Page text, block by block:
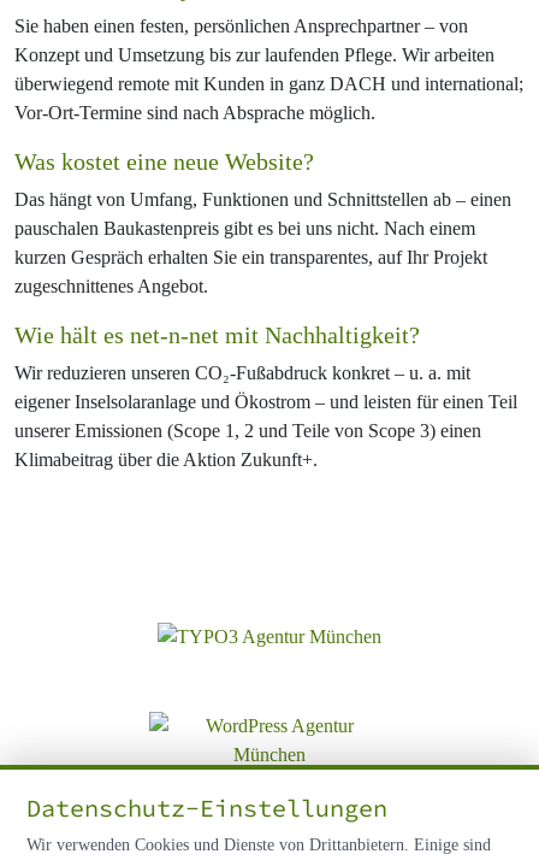
Sie haben einen festen, persönlichen Ansprechpartner – von
Konzept und Umsetzung bis zur laufenden Pflege. Wir arbeiten
überwiegend remote mit Kunden in ganz DACH und international;
Vor-Ort-Termine sind nach Absprache möglich.
Was kostet eine neue Website?
Das hängt von Umfang, Funktionen und Schnittstellen ab – einen
pauschalen Baukastenpreis gibt es bei uns nicht. Nach einem
kurzen Gespräch erhalten Sie ein transparentes, auf Ihr Projekt
zugeschnittenes Angebot.
Wie hält es net-n-net mit Nachhaltigkeit?
Wir reduzieren unseren CO₂-Fußabdruck konkret – u. a. mit
eigener Inselsolaranlage und Ökostrom – und leisten für einen Teil
unserer Emissionen (Scope 1, 2 und Teile von Scope 3) einen
Klimabeitrag über die Aktion Zukunft+.
Datenschutz-Einstellungen
Wir verwenden Cookies und Dienste von Drittanbietern. Einige sind